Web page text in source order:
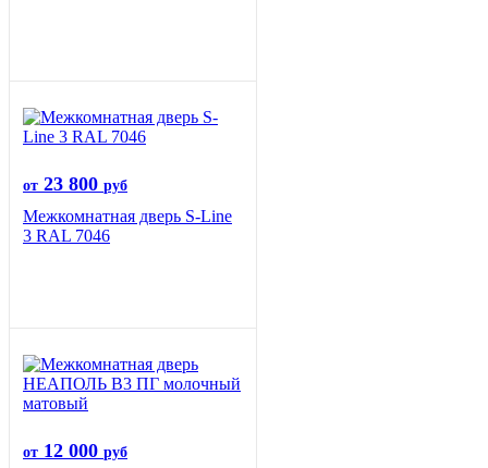
от 23 800 руб
Межкомнатная дверь S-Line
3 RAL 7046
от 12 000 руб